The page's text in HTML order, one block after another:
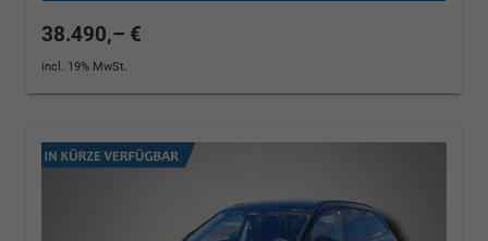
38.490,– €
incl. 19% MwSt.